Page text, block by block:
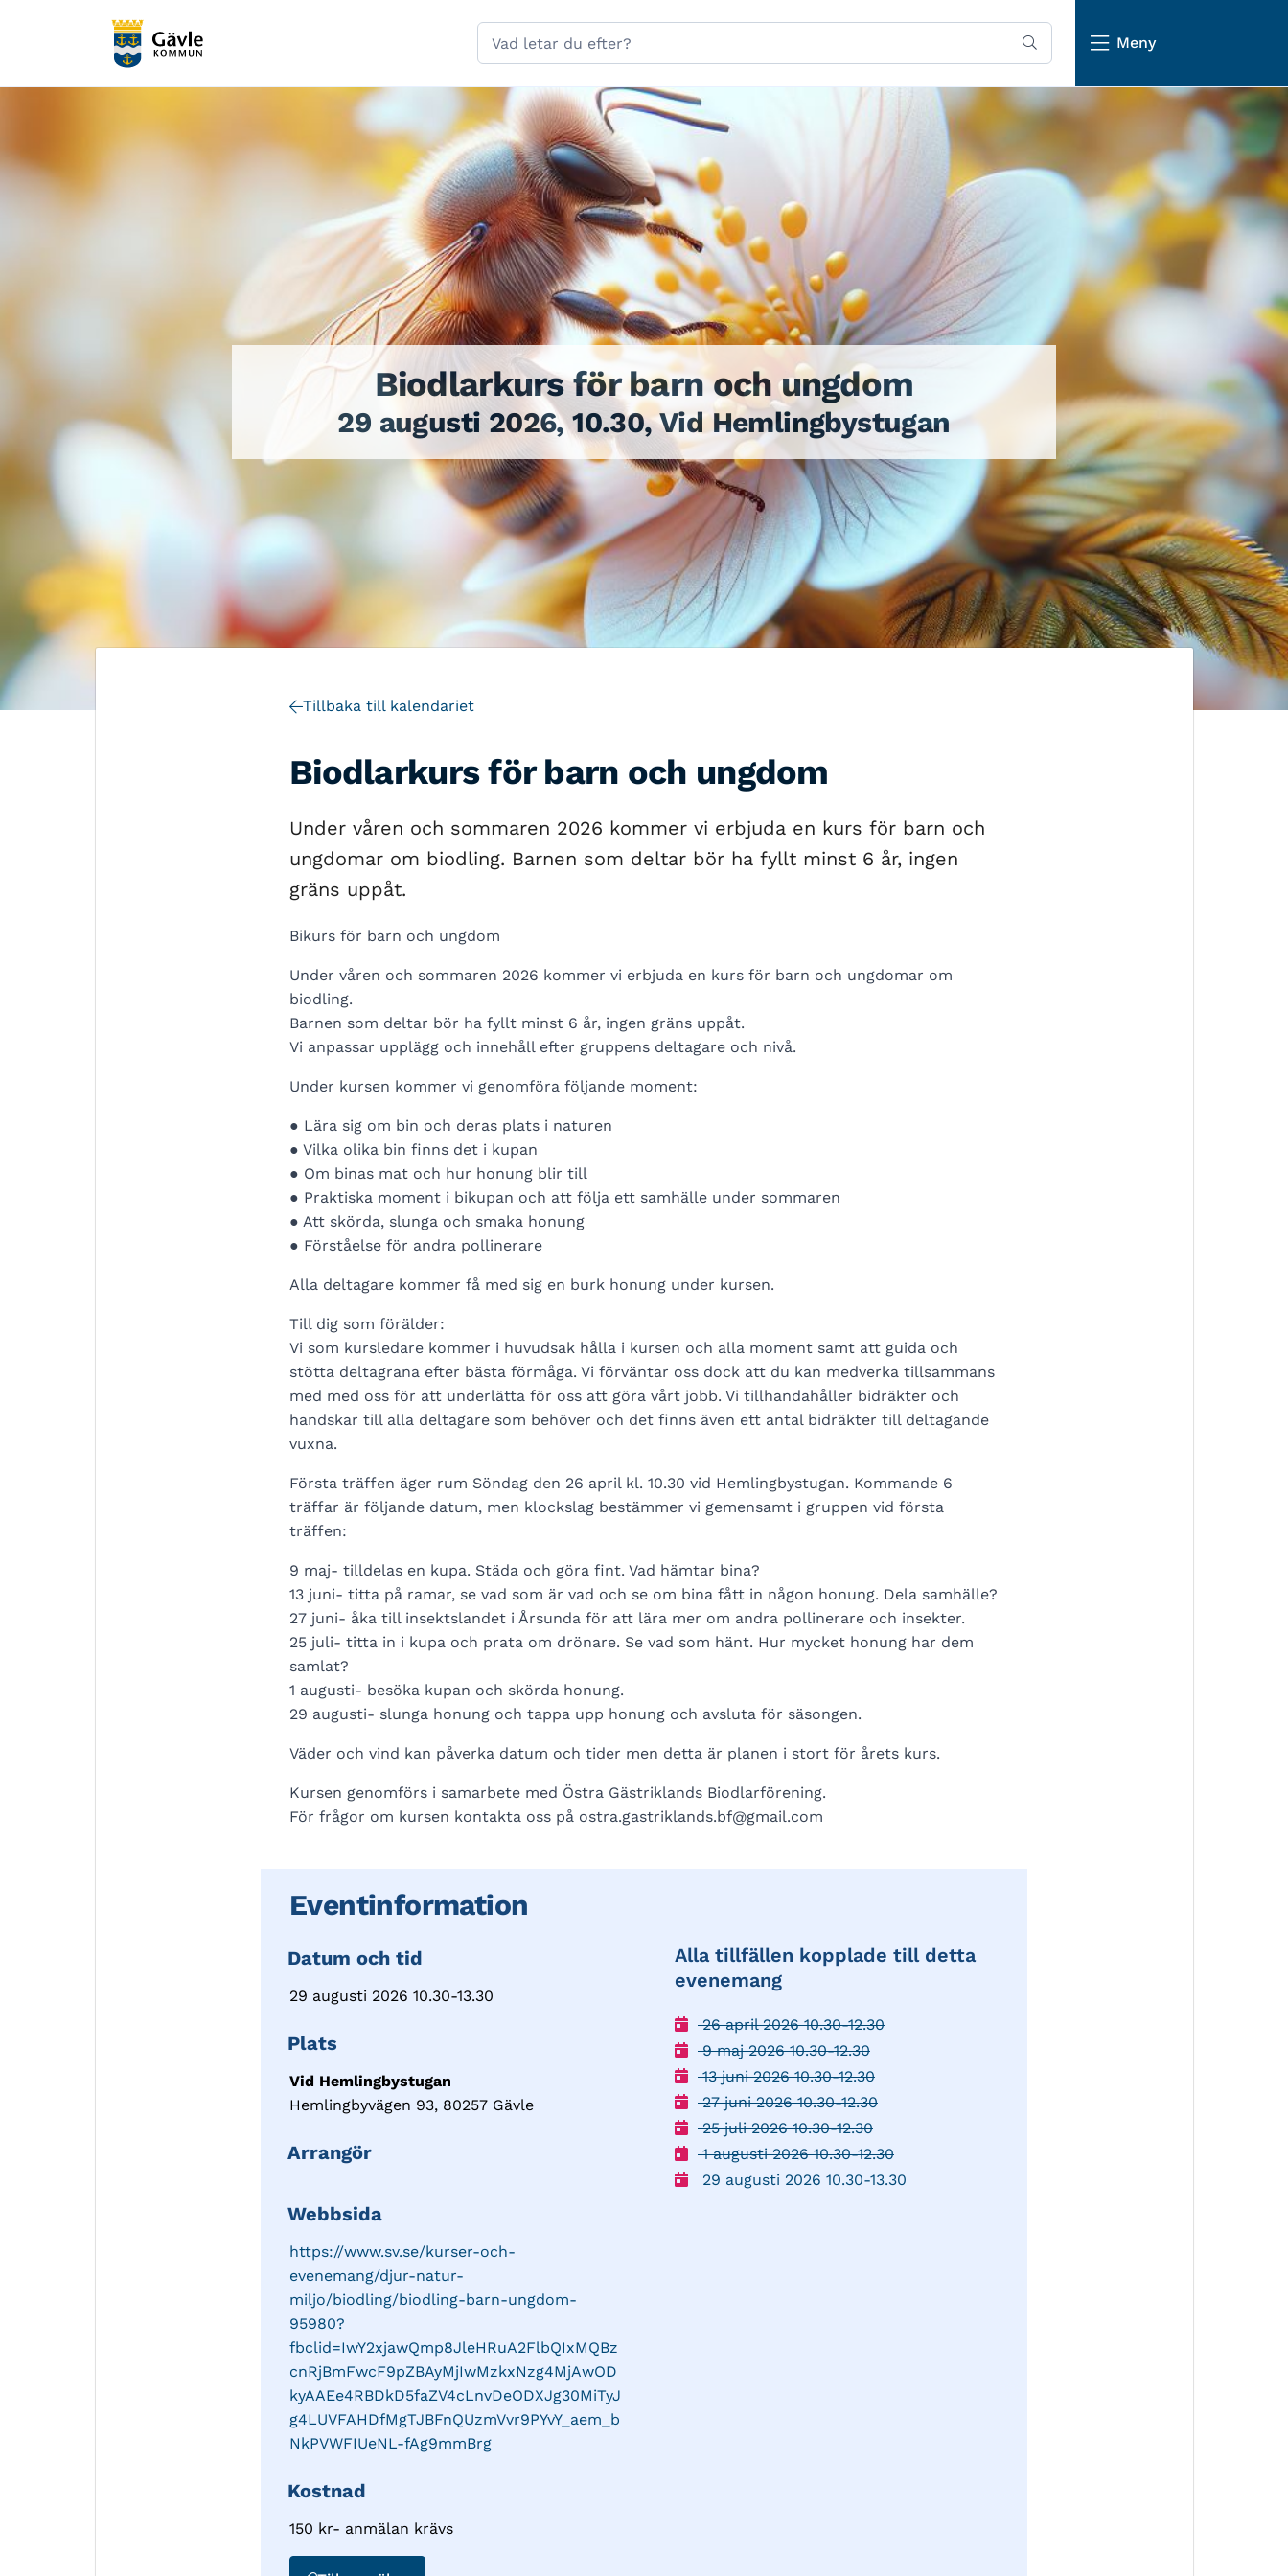
Sök
på
gavle.se
Meny
Biodlarkurs för barn och ungdom
29 augusti 2026, 10.30, Vid Hemlingbystugan
Tillbaka till kalendariet
Biodlarkurs för barn och ungdom
Under våren och sommaren 2026 kommer vi erbjuda en kurs för barn och
ungdomar om biodling. Barnen som deltar bör ha fyllt minst 6 år, ingen
gräns uppåt.
Bikurs för barn och ungdom
Under våren och sommaren 2026 kommer vi erbjuda en kurs för barn och ungdomar om
biodling.
Barnen som deltar bör ha fyllt minst 6 år, ingen gräns uppåt.
Vi anpassar upplägg och innehåll efter gruppens deltagare och nivå.
Under kursen kommer vi genomföra följande moment:
● Lära sig om bin och deras plats i naturen
● Vilka olika bin finns det i kupan
● Om binas mat och hur honung blir till
● Praktiska moment i bikupan och att följa ett samhälle under sommaren
● Att skörda, slunga och smaka honung
● Förståelse för andra pollinerare
Alla deltagare kommer få med sig en burk honung under kursen.
Till dig som förälder:
Vi som kursledare kommer i huvudsak hålla i kursen och alla moment samt att guida och
stötta deltagrana efter bästa förmåga. Vi förväntar oss dock att du kan medverka tillsammans
med med oss för att underlätta för oss att göra vårt jobb. Vi tillhandahåller bidräkter och
handskar till alla deltagare som behöver och det finns även ett antal bidräkter till deltagande
vuxna.
Första träffen äger rum Söndag den 26 april kl. 10.30 vid Hemlingbystugan. Kommande 6
träffar är följande datum, men klockslag bestämmer vi gemensamt i gruppen vid första
träffen:
9 maj- tilldelas en kupa. Städa och göra fint. Vad hämtar bina?
13 juni- titta på ramar, se vad som är vad och se om bina fått in någon honung. Dela samhälle?
27 juni- åka till insektslandet i Årsunda för att lära mer om andra pollinerare och insekter.
25 juli- titta in i kupa och prata om drönare. Se vad som hänt. Hur mycket honung har dem
samlat?
1 augusti- besöka kupan och skörda honung.
29 augusti- slunga honung och tappa upp honung och avsluta för säsongen.
Väder och vind kan påverka datum och tider men detta är planen i stort för årets kurs.
Kursen genomförs i samarbete med Östra Gästriklands Biodlarförening.
För frågor om kursen kontakta oss på ostra.gastriklands.bf@gmail.com
Eventinformation
Datum och tid
29 augusti 2026 10.30-13.30
Plats
Vid Hemlingbystugan
Hemlingbyvägen 93, 80257 Gävle
Arrangör
Webbsida
https://www.sv.se/kurser-och-
evenemang/djur-natur-
miljo/biodling/biodling-barn-ungdom-
95980?
fbclid=IwY2xjawQmp8JleHRuA2FlbQIxMQBz
cnRjBmFwcF9pZBAyMjIwMzkxNzg4MjAwOD
kyAAEe4RBDkD5faZV4cLnvDeODXJg30MiTyJ
g4LUVFAHDfMgTJBFnQUzmVvr9PYvY_aem_b
NkPVWFIUeNL-fAg9mmBrg
Kostnad
150 kr- anmälan krävs
Alla tillfällen kopplade till detta
evenemang
26 april 2026 10.30-12.30
9 maj 2026 10.30-12.30
13 juni 2026 10.30-12.30
27 juni 2026 10.30-12.30
25 juli 2026 10.30-12.30
1 augusti 2026 10.30-12.30
29 augusti 2026 10.30-13.30